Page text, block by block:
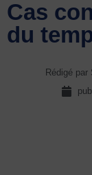
Cas
du
Rédigé